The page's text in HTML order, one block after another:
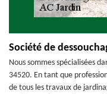
Société de
Nous sommes spécialisées
34520. En tant que
de tous les travaux de